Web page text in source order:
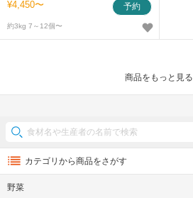
4,450〜 予約
約3kg 7～12個〜
商品をもっと見る
カテゴリから商品をさがす
野菜